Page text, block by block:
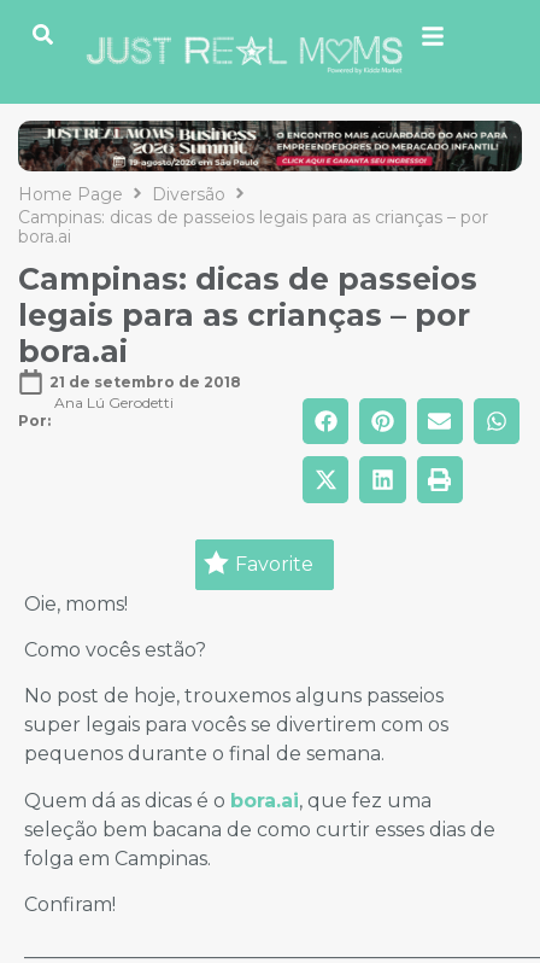
Home Page
Diversão
Campinas: dicas de passeios legais para as crianças – por
bora.ai
Campinas: dicas de passeios
legais para as crianças – por
bora.ai
21 de setembro de 2018
Por:
Ana Lú Gerodetti
Favorite
Oie, moms!
Como vocês estão?
No post de hoje, trouxemos alguns passeios
super legais para vocês se divertirem com os
pequenos durante o final de semana.
Quem dá as dicas é o bora.ai, que fez uma
seleção bem bacana de como curtir esses dias de
folga em Campinas.
Confiram!